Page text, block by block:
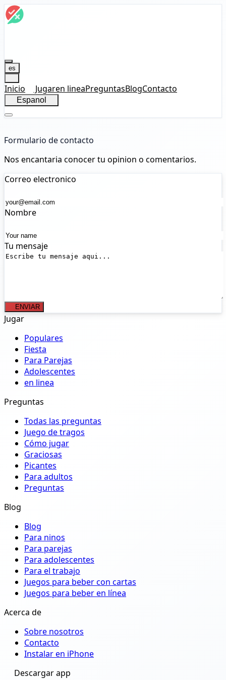
es
Inicio Jugaren lineaPreguntasBlogContacto
Espanol
Formulario de contacto
Nos encantaria conocer tu opinion o comentarios.
Correo electronico
Nombre
Tu mensaje
ENVIAR
Jugar
Populares
Fiesta
Para Parejas
Adolescentes
en linea
Preguntas
Todas las preguntas
Juego de tragos
Cómo jugar
Graciosas
Picantes
Para adultos
Preguntas
Blog
Blog
Para ninos
Para parejas
Para adolescentes
Para el trabajo
Juegos para beber con cartas
Juegos para beber en línea
Acerca de
Sobre nosotros
Contacto
Instalar en iPhone
Descargar app